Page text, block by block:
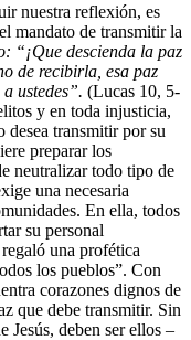
nuestra reflexión, es
mandato de transmitir la
“¡Que descienda la paz
de recibirla, esa paz
ustedes”. (Lucas 10, 5-
y en toda injusticia,
desea transmitir por su
preparar los
neutralizar todo tipo de
una necesaria
En ella, todos
su personal
una profética
los pueblos”. Con
corazones dignos de
que debe transmitir. Sin
Jesús, deben ser ellos –